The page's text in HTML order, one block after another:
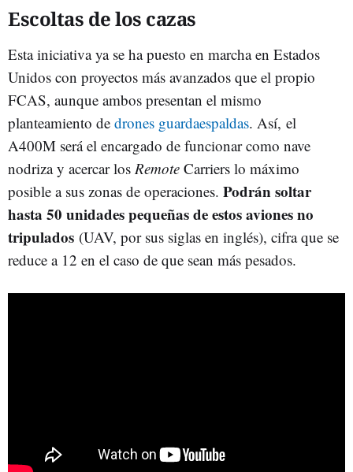
Escoltas de los cazas
Esta iniciativa ya se ha puesto en marcha en Estados
Unidos con proyectos más avanzados que el propio
FCAS, aunque ambos presentan el mismo
planteamiento de drones guardaespaldas. Así, el
A400M será el encargado de funcionar como nave
nodriza y acercar los Remote Carriers lo máximo
posible a sus zonas de operaciones. Podrán soltar
hasta 50 unidades pequeñas de estos aviones no
tripulados (UAV, por sus siglas en inglés), cifra que se
reduce a 12 en el caso de que sean más pesados.